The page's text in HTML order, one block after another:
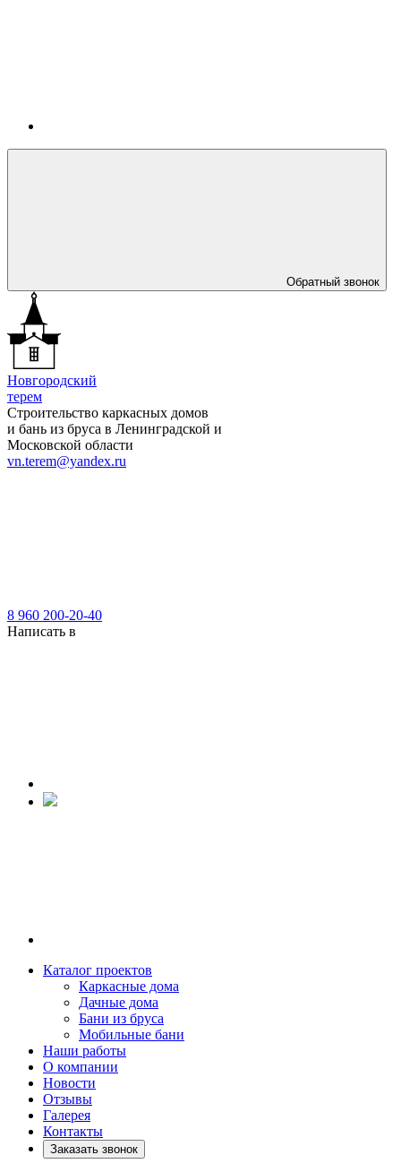
Обратный звонок
Новгородский
терем
Строительство каркасных домов
и бань из бруса в Ленинградской и
Московской области
vn.terem@yandex.ru
8 960 200-20-40
Написать в
Каталог проектов
Каркасные дома
Дачные дома
Бани из бруса
Мобильные бани
Наши работы
О компании
Новости
Отзывы
Галерея
Контакты
Заказать звонок